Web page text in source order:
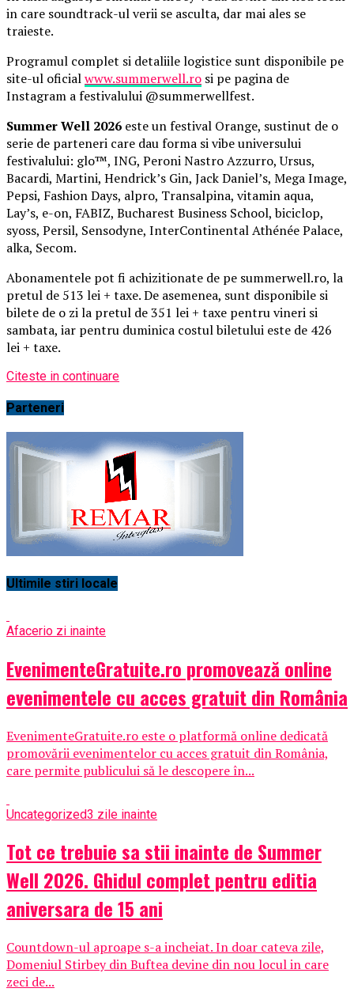
in care soundtrack-ul verii se asculta, dar mai ales se
traieste.
Programul complet si detaliile logistice sunt disponibile pe
site-ul oficialwww.summerwell.ro si pe pagina de
Instagram a festivalului @summerwellfest.
Summer Well 2026 este un festival Orange, sustinut de o
serie de parteneri care dau forma si vibe universului
festivalului: glo™, ING, Peroni Nastro Azzurro, Ursus,
Bacardi, Martini, Hendrick’s Gin, Jack Daniel’s, Mega Image,
Pepsi, Fashion Days, alpro, Transalpina, vitamin aqua,
Lay’s, e-on, FABIZ, Bucharest Business School, biciclop,
syoss, Persil, Sensodyne, InterContinental Athénée Palace,
alka, Secom.
Abonamentele pot fi achizitionate de pe summerwell.ro, la
pretul de 513 lei + taxe. De asemenea, sunt disponibile si
bilete de o zi la pretul de 351 lei + taxe pentru vineri si
sambata, iar pentru duminica costul biletului este de 426
lei + taxe.
Citeste in continuare
Parteneri
Ultimile stiri locale
Afacerio zi inainte
EvenimenteGratuite.ro promovează online
evenimentele cu acces gratuit din România
EvenimenteGratuite.ro este o platformă online dedicată
promovării evenimentelor cu acces gratuit din România,
care permite publicului să le descopere în...
Uncategorized3 zile inainte
Tot ce trebuie sa stii inainte de Summer
Well 2026. Ghidul complet pentru editia
aniversara de 15 ani
Countdown-ul aproape s-a incheiat. In doar cateva zile,
Domeniul Stirbey din Buftea devine din nou locul in care
zeci de...